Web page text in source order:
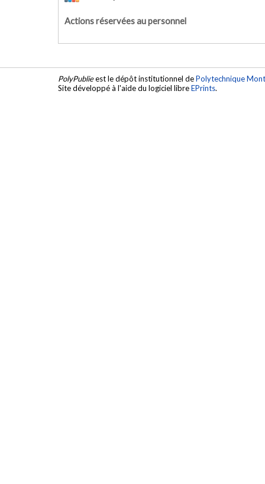
Actions réservées au personnel
PolyPublieest le dépôt institutionnel dePolytechnique
Site développé à l'aide du logiciel libreEPrints.